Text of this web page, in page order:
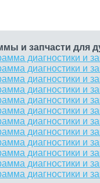
и запчасти для
диагностики и
диагностики и
диагностики и
диагностики и
диагностики и
диагностики и
диагностики и
диагностики и
диагностики и
диагностики и
диагностики и
диагностики и